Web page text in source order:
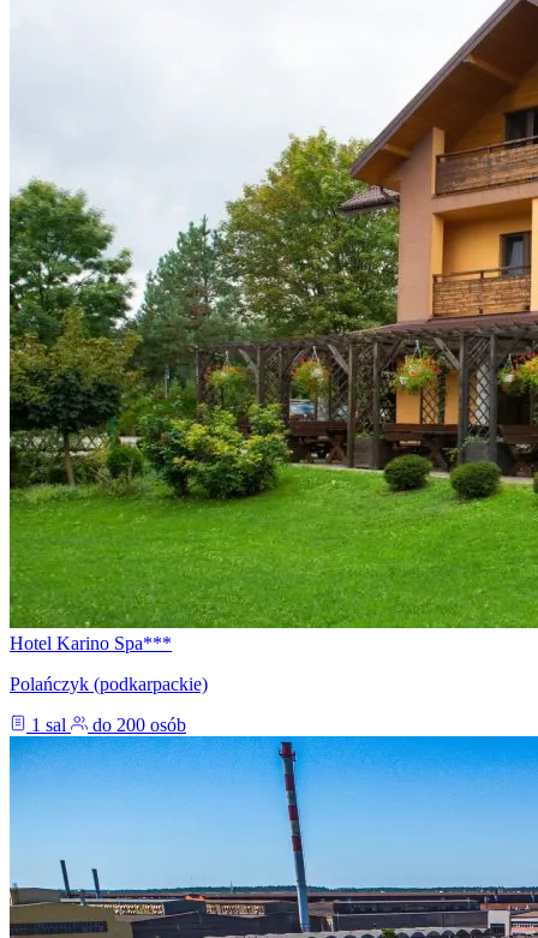
Hotel Karino Spa***
Polańczyk (podkarpackie)
1 sal
do 200 osób